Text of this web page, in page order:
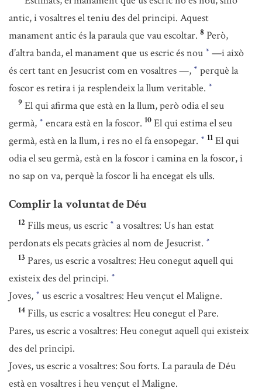
antic, i vosaltres el teniu des del principi. Aquest
manament antic és la paraula que vau escoltar. 8 Però,
d’altra banda, el manament que us escric és nou * —i això
és cert tant en Jesucrist com en vosaltres —, * perquè la
foscor es retira i ja resplendeix la llum veritable. *
9 El qui afirma que està en la llum, però odia el seu
germà, * encara està en la foscor. 10 El qui estima el seu
germà, està en la llum, i res no el fa ensopegar. * 11 El qui
odia el seu germà, està en la foscor i camina en la foscor, i
no sap on va, perquè la foscor li ha encegat els ulls.
Complir la voluntat de Déu
12 Fills meus, us escric * a vosaltres: Us han estat
perdonats els pecats gràcies al nom de Jesucrist. *
13 Pares, us escric a vosaltres: Heu conegut aquell qui
existeix des del principi. *
Joves, * us escric a vosaltres: Heu vençut el Maligne.
14 Fills, us escric a vosaltres: Heu conegut el Pare.
Pares, us escric a vosaltres: Heu conegut aquell qui existeix
des del principi.
Joves, us escric a vosaltres: Sou forts. La paraula de Déu
està en vosaltres i heu vençut el Maligne.